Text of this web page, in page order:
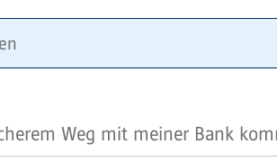
Weg mit meiner Bank